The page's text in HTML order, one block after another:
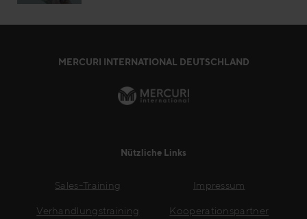
MERCURI INTERNATIONAL DEUTSCHLAND
Nützliche Links
Sales-Training
Verhandlungstraining
Impressum
Kooperationspartner